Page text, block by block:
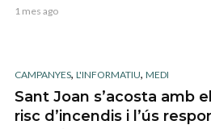
1 mes ago
CAMPANYES, L'INFORMATIU, MEDI
Sant Joan s’acosta amb
risc d’incendis i l’ús